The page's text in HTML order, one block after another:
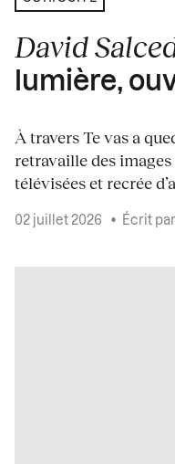
David
lumière,
À travers Te vas a
retravaille des
télévisées et recrée
02 juillet 2026 • Écrit par